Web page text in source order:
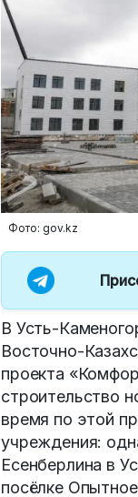
Фото: gov.kz
В Усть-
Восточно-
проекта
строительство
время по этой
учреждения:
Есенберлина в
посёлке